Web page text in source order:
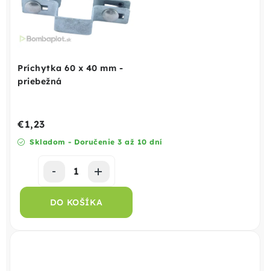
Príchytka 60 x 40 mm -
priebežná
Skladom - Doručenie 3 až 10 dní
€1,23
DO KOŠÍKA